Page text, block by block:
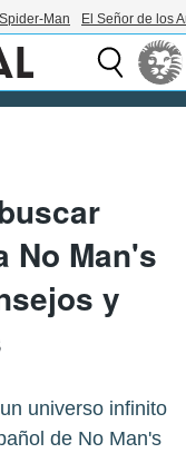
Spider-Man El Señor de los
No Man's
y
universo infinito
de No Man's